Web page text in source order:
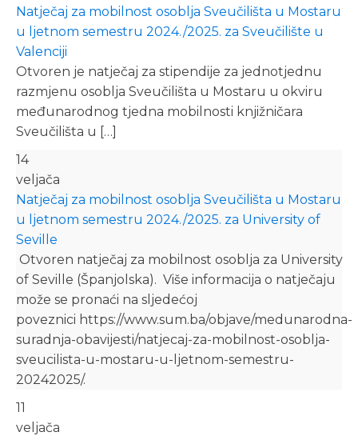
Natječaj za mobilnost osoblja Sveučilišta u Mostaru
u ljetnom semestru 2024./2025. za Sveučilište u
Valenciji
Otvoren je natječaj za stipendije za jednotjednu
razmjenu osoblja Sveučilišta u Mostaru u okviru
međunarodnog tjedna mobilnosti knjižničara
Sveučilišta u […]
14
veljača
Natječaj za mobilnost osoblja Sveučilišta u Mostaru
u ljetnom semestru 2024./2025. za University of
Seville
Otvoren natječaj za mobilnost osoblja za University
of Seville (Španjolska). Više informacija o natječaju
može se pronaći na sljedećoj
poveznici https://www.sum.ba/objave/medunarodna-
suradnja-obavijesti/natjecaj-za-mobilnost-osoblja-
sveucilista-u-mostaru-u-ljetnom-semestru-
20242025/.
11
veljača